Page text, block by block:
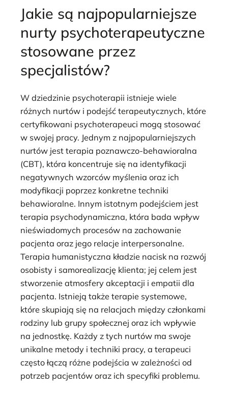
Jakie są najpopularniejsze
nurty psychoterapeutyczne
stosowane przez
specjalistów?
W dziedzinie psychoterapii istnieje wiele
różnych nurtów i podejść terapeutycznych, które
certyfikowani psychoterapeuci mogą stosować
w swojej pracy. Jednym z najpopularniejszych
nurtów jest terapia poznawczo-behawioralna
(CBT), która koncentruje się na identyfikacji
negatywnych wzorców myślenia oraz ich
modyfikacji poprzez konkretne techniki
behawioralne. Innym istotnym podejściem jest
terapia psychodynamiczna, która bada wpływ
nieświadomych procesów na zachowanie
pacjenta oraz jego relacje interpersonalne.
Terapia humanistyczna kładzie nacisk na rozwój
osobisty i samorealizację klienta; jej celem jest
stworzenie atmosfery akceptacji i empatii dla
pacjenta. Istnieją także terapie systemowe,
które skupiają się na relacjach między członkami
rodziny lub grupy społecznej oraz ich wpływie
na jednostkę. Każdy z tych nurtów ma swoje
unikalne metody i techniki pracy, a terapeuci
często łączą różne podejścia w zależności od
potrzeb pacjentów oraz ich specyfiki problemu.